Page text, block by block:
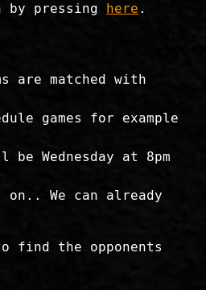
by pressing
here .
matched with
games for example
Wednesday at 8pm
We can already
find the opponents